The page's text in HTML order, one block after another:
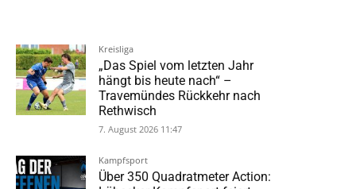
Kreisliga
„Das Spiel vom letzten Jahr
hängt bis heute nach“ –
Travemündes Rückkehr nach
Rethwisch
7. August 2026 11:47
Kampfsport
Über 350 Quadratmeter Action: